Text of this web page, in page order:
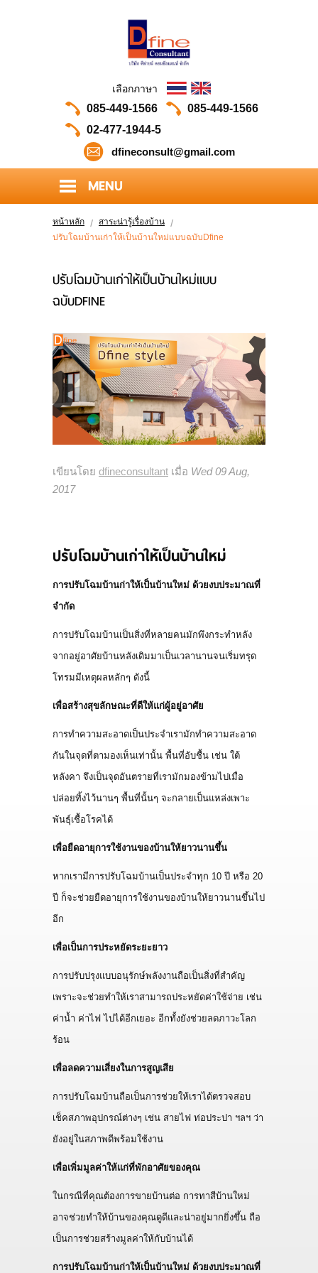
เลือกภาษา
085-449-1566
02-477-1944-5
085-449-1566
dfineconsult@gmail.com
MENU
HOME
ABOUT US
PORTFOLIO
OUR CLIENTS
CONTACT US
ร่วมงานกับเรา
MAP
บริการของท่อตันมือปราบ
บริการเทถนนคอนกรีต
บริการซ่อมส่วนต่อเติมบ้าน อาคาร ทรุด ร้าว
เอียง
หน้าหลัก
สาระน่ารู้เรื่องบ้าน
ปรับโฉมบ้านเก่าให้เป็นบ้านใหม่แบบฉบับDfine
ปรับโฉมบ้านเก่าให้เป็นบ้านใหม่แบบ
ฉบับDFINE
เขียนโดย dfineconsultant เมื่อ Wed 09 Aug,
2017
ปรับโฉมบ้านเก่าให้เป็นบ้านใหม่
การปรับโฉมบ้านก่าให้เป็นบ้านใหม่ ด้วยงบประมาณที่
จำกัด
การปรับโฉมบ้านเป็นสิ่งที่หลายคนมักพึงกระทำหลัง
จากอยู่อาศัยบ้านหลังเดิมมาเป็นเวลานานจนเริ่มทรุด
โทรมมีเหตุผลหลักๆ ดังนี้
เพื่อสร้างสุขลักษณะที่ดีให้แก่ผู้อยู่อาศัย
การทำความสะอาดเป็นประจำเรามักทำความสะอาด
กันในจุดที่ตามองเห็นเท่านั้น พื้นที่อับชื้น เช่น ใต้
หลังคา จึงเป็นจุดอันตรายที่เรามักมองข้ามไปเมื่อ
ปล่อยทิ้งไว้นานๆ พื้นที่นั้นๆ จะกลายเป็นแหล่งเพาะ
พันธุ์เชื้อโรคได้
เพื่อยืดอายุการใช้งานของบ้านให้ยาวนานขึ้น
หากเรามีการปรับโฉมบ้านเป็นประจำทุก 10 ปี หรือ 20
ปี ก็จะช่วยยืดอายุการใช้งานของบ้านให้ยาวนานขึ้นไป
อีก
เพื่อเป็นการประหยัดระยะยาว
การปรับปรุงแบบอนุรักษ์พลังงานถือเป็นสิ่งที่สำคัญ
เพราะจะช่วยทำให้เราสามารถประหยัดค่าใช้จ่าย เช่น
ค่าน้ำ ค่าไฟ ไปได้อีกเยอะ อีกทั้งยังช่วยลดภาวะโลก
ร้อน
เพื่อลดความเสี่ยงในการสูญเสีย
การปรับโฉมบ้านถือเป็นการช่วยให้เราได้ตรวจสอบ
เช็คสภาพอุปกรณ์ต่างๆ เช่น สายไฟ ท่อประปา ฯลฯ ว่า
ยังอยู่ในสภาพดีพร้อมใช้งาน
เพื่อเพิ่มมูลค่าให้แก่ที่พักอาศัยของคุณ
ในกรณีที่คุณต้องการขายบ้านต่อ การทาสีบ้านใหม่
อาจช่วยทำให้บ้านของคุณดูดีและน่าอยู่มากยิ่งขึ้น ถือ
เป็นการช่วยสร้างมูลค่าให้กับบ้านได้
การปรับโฉมบ้านก่าให้เป็นบ้านใหม่ ด้วยงบประมาณที่